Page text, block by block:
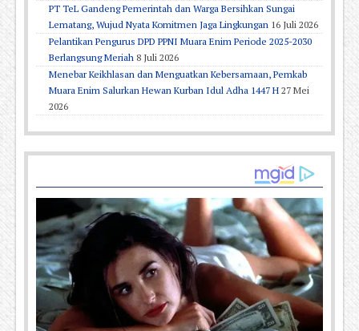
PT TeL Gandeng Pemerintah dan Warga Bersihkan Sungai
Lematang, Wujud Nyata Komitmen Jaga Lingkungan 16 Juli 2026
Pelantikan Pengurus DPD PPNI Muara Enim Periode 2025-2030
Berlangsung Meriah 8 Juli 2026
Menebar Keikhlasan dan Menguatkan Kebersamaan, Pemkab
Muara Enim Salurkan Hewan Kurban Idul Adha 1447 H 27 Mei
2026